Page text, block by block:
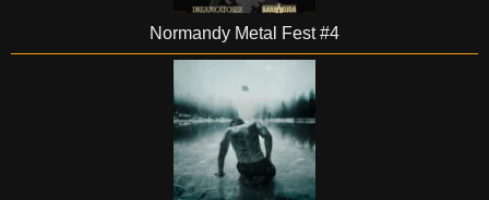
Normandy Metal Fest #4